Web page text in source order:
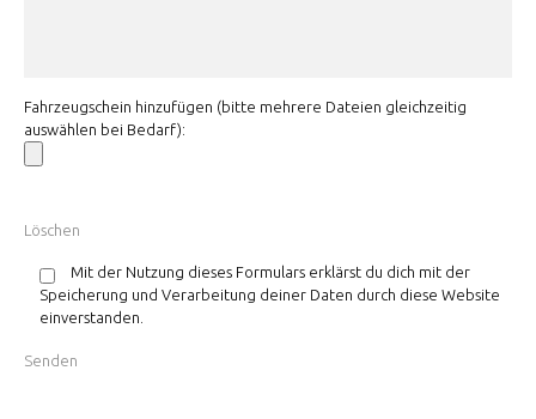
Fahrzeugschein hinzufügen (bitte mehrere Dateien gleichzeitig
auswählen bei Bedarf):
Mit der Nutzung dieses Formulars erklärst du dich mit der
Speicherung und Verarbeitung deiner Daten durch diese Website
einverstanden.